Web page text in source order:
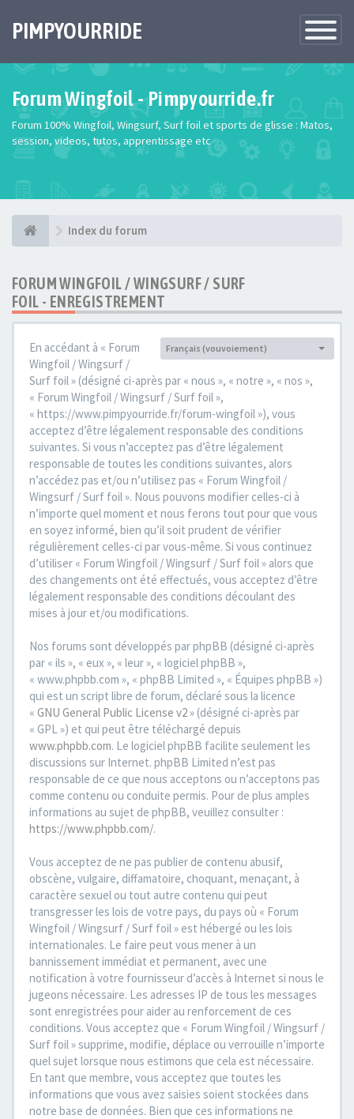
Toggle
PIMPYOURRIDE
Forum Wingfoil - Pimpyourride.fr
Forum 100% Wingfoil, Wingsurf, Surf foil et sports de glisse : Matos,
session, videos, tutos, apprentissage etc
Index du forum
FORUM WINGFOIL / WINGSURF / SURF
FOIL - ENREGISTREMENT
Langue :
Français (vouvoiement)
En accédant à « Forum
Wingfoil / Wingsurf /
Surf foil » (désigné ci-après par « nous », « notre », « nos »,
« Forum Wingfoil / Wingsurf / Surf foil »,
« https://www.pimpyourride.fr/forum-wingfoil »), vous
acceptez d’être légalement responsable des conditions
suivantes. Si vous n’acceptez pas d’être légalement
responsable de toutes les conditions suivantes, alors
n’accédez pas et/ou n’utilisez pas « Forum Wingfoil /
Wingsurf / Surf foil ». Nous pouvons modifier celles-ci à
n’importe quel moment et nous ferons tout pour que vous
en soyez informé, bien qu’il soit prudent de vérifier
régulièrement celles-ci par vous-même. Si vous continuez
d’utiliser « Forum Wingfoil / Wingsurf / Surf foil » alors que
des changements ont été effectués, vous acceptez d’être
légalement responsable des conditions découlant des
mises à jour et/ou modifications.
Nos forums sont développés par phpBB (désigné ci-après
par « ils », « eux », « leur », « logiciel phpBB »,
« www.phpbb.com », « phpBB Limited », « Équipes phpBB »)
qui est un script libre de forum, déclaré sous la licence
« GNU General Public License v2» (désigné ci-après par
« GPL ») et qui peut être téléchargé depuis
www.phpbb.com. Le logiciel phpBB facilite seulement les
discussions sur Internet. phpBB Limited n’est pas
responsable de ce que nous acceptons ou n’acceptons pas
comme contenu ou conduite permis. Pour de plus amples
informations au sujet de phpBB, veuillez consulter :
https://www.phpbb.com/.
Vous acceptez de ne pas publier de contenu abusif,
obscène, vulgaire, diffamatoire, choquant, menaçant, à
caractère sexuel ou tout autre contenu qui peut
transgresser les lois de votre pays, du pays où « Forum
Wingfoil / Wingsurf / Surf foil » est hébergé ou les lois
internationales. Le faire peut vous mener à un
bannissement immédiat et permanent, avec une
notification à votre fournisseur d’accès à Internet si nous le
jugeons nécessaire. Les adresses IP de tous les messages
sont enregistrées pour aider au renforcement de ces
conditions. Vous acceptez que « Forum Wingfoil / Wingsurf /
Surf foil » supprime, modifie, déplace ou verrouille n’importe
quel sujet lorsque nous estimons que cela est nécessaire.
En tant que membre, vous acceptez que toutes les
informations que vous avez saisies soient stockées dans
notre base de données. Bien que ces informations ne